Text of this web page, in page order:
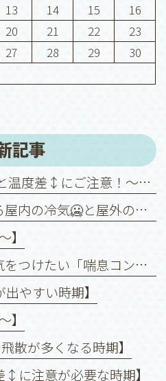
13 14 15
16
20 21 22
23
27 28 29
30
記事
【8月🌻 真夏の猛暑🌞と温度差↕️にご注意！～喘息を悪化させないために～】
【7月🍉エアコンによる屋内の冷気🥶と屋外の暑さ🥵との温度差↕️に注意！】
】
【6月☔️梅雨時期こそ気をつけたい「喘息コントロール」】
やすい時期】
】
散が多くなる時期】
↕️に注意が必要な時期】